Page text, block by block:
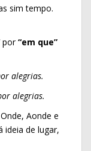
sim tempo.
por“em que”
alegrias.
alegrias.
Aonde e
ideia de lugar,